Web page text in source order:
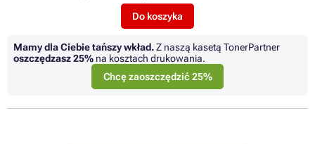
Do koszyka
Mamy dla Ciebie tańszy wkład.Z naszą kasetą TonerPartner
oszczędzasz25% na kosztach drukowania.
Chcę zaoszczędzić 25%